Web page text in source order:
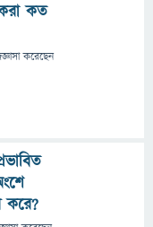
কত
করেছেন
করে?